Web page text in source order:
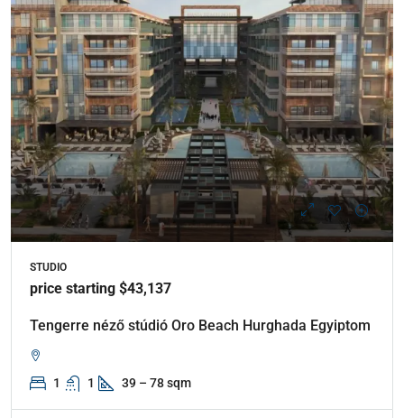
STUDIO
price starting $43,137
Tengerre néző stúdió Oro Beach Hurghada Egyiptom
1 1 39 – 78 sqm